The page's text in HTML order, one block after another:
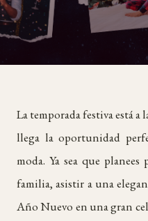
La temporada festiva está a
llega la oportunidad
moda. Ya sea que
familia, asistir a una
Año Nuevo en una gran